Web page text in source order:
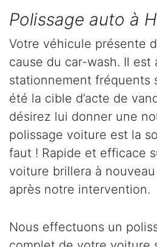
Polissage auto à
Votre véhicule présente
cause du car-wash. Il est
stationnement fréquents
été la cible d’acte de
désirez lui donner une
polissage voiture est la
faut ! Rapide et efficace
voiture brillera à
après notre intervention.
Nous effectuons un